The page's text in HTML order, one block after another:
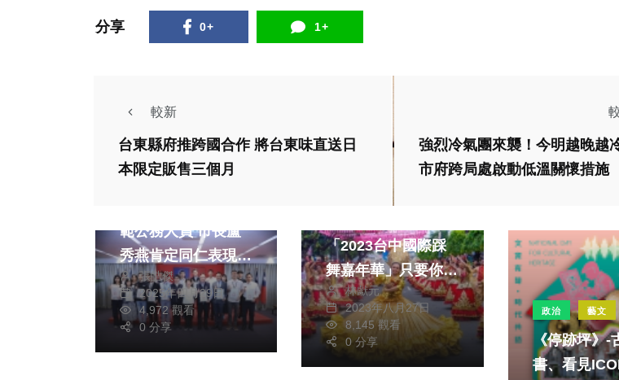
分享 0+ 1+
較新
台東縣府推跨國合作 將台東味直送日
本限定販售三個月
強烈冷氣團來襲！今明越晚越
市府跨局處啟動低溫關懷措施
政治
範公務人員 市長盧
秀燕肯定同仁表現：
共同打造幸福宜居城
市
張皓傑
2025年四月29日
4,972 觀看
0 分享
「2023台中國際踩
舞嘉年華」只要你敢
跳、獎金等你拿
林獻元
2023年八月27日
8,145 觀看
0 分享
政治 藝文
《停跡坪》-
書、看見